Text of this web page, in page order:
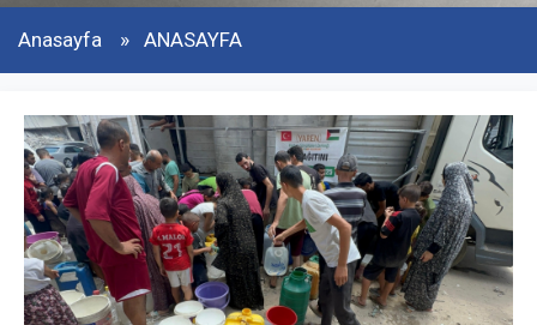
Anasayfa ANASAYFA